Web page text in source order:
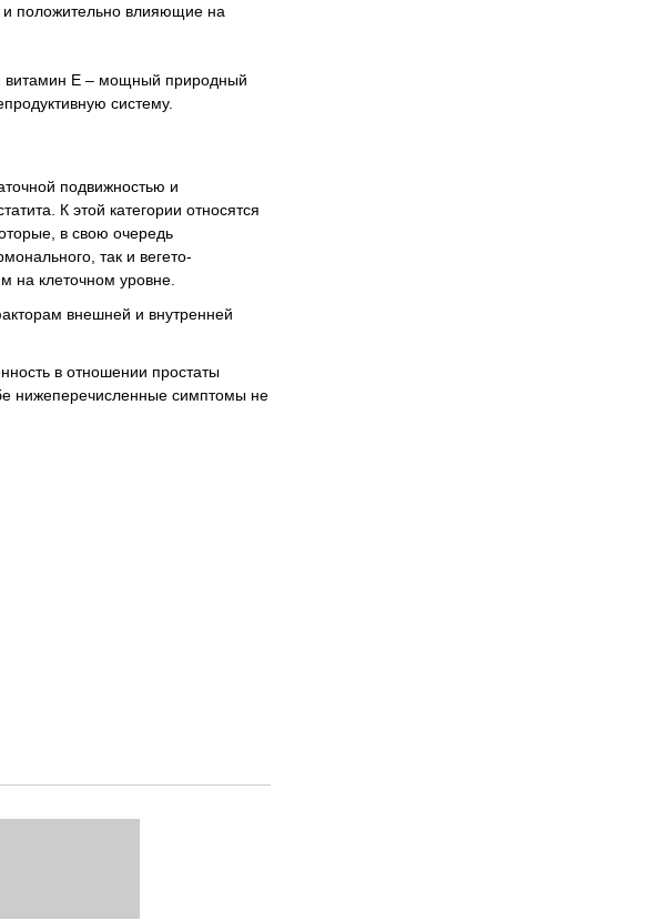
и положительно влияющие на
витамин Е – мощный природный
систему.
подвижностью и
К этой категории относятся
в свою очередь
так и вегето-
на клеточном уровне.
внешней и внутренней
в отношении простаты
нижеперечисленные симптомы не